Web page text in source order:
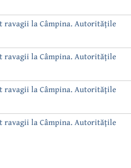
ravagii la Câmpina. Autoritățile
ravagii la Câmpina. Autoritățile
ravagii la Câmpina. Autoritățile
ravagii la Câmpina. Autoritățile